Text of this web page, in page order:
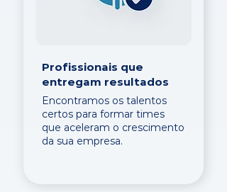
Profissionais que
entregam resultados
Encontramos os talentos
certos para formar times
que aceleram o crescimento
da sua empresa.